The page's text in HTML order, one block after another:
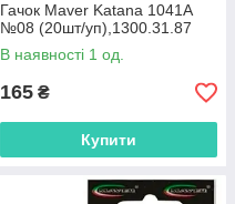
Гачок Maver Katana 1041A
№08 (20шт/уп),1300.31.87
В наявності 1 од.
165 ₴
Купити